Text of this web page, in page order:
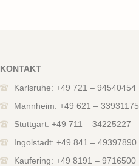
KONTAKT
Karlsruhe: +49 721 – 94540454
Mannheim: +49 621 – 33931175
Stuttgart: +49 711 – 34225227
Ingolstadt: +49 841 – 49397890
Kaufering: +49 8191 – 9716500